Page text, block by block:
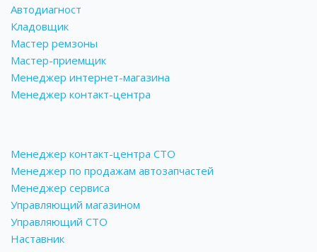
Автодиагност
Кладовщик
Мастер ремзоны
Мастер-приемщик
Менеджер интернет-магазина
Менеджер контакт-центра
Менеджер контакт-центра СТО
Менеджер по продажам автозапчастей
Менеджер сервиса
Управляющий магазином
Управляющий СТО
Наставник